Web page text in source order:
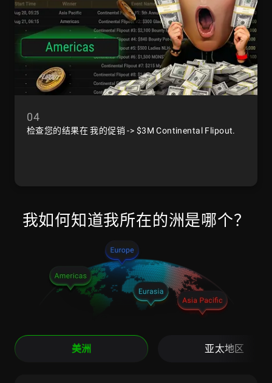
04
检查您的结果在 我的促销 -> $3M Continental Flipout.
我如何知道我所在的洲是哪个？
美洲 亚太地区